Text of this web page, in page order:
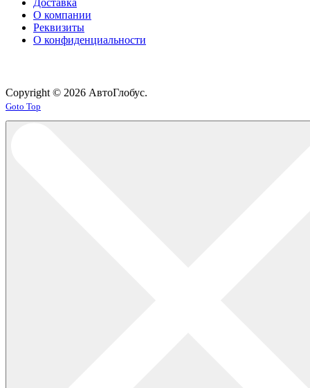
Доставка
О компании
Реквизиты
О конфиденциальности
Copyright © 2026 АвтоГлобус.
Joomla! 3 Templates
Goto Top